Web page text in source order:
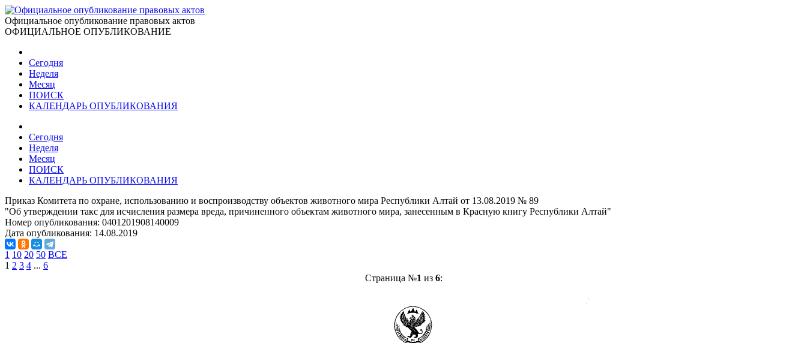
Официальное опубликование правовых актов
ОФИЦИАЛЬНОЕ ОПУБЛИКОВАНИЕ
Сегодня
Неделя
Месяц
ПОИСК
КАЛЕНДАРЬ ОПУБЛИКОВАНИЯ
Сегодня
Неделя
Месяц
ПОИСК
КАЛЕНДАРЬ ОПУБЛИКОВАНИЯ
Приказ Комитета по охране, использованию и воспроизводству объектов животного мира Республики Алтай от 13.08.2019 № 89
"Об утверждении такс для исчисления размера вреда, причиненного объектам животного мира, занесенным в Красную книгу Республики Алтай"
Номер опубликования: 0401201908140009
Дата опубликования: 14.08.2019
1 10 20 50 ВСЕ
1 2 3 4 ... 6
Страница №1 из 6: